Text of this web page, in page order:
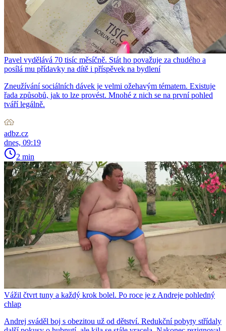
Pavel vydělává 70 tisíc měsíčně. Stát ho považuje za chudého a
posílá mu přídavky na dítě i příspěvek na bydlení
Zneužívání sociálních dávek je velmi ožehavým tématem. Existuje
řada způsobů, jak to lze provést. Mnohé z nich se na první pohled
tváří legálně.
adbz.cz
dnes, 09:19
2 min
Vážil čtvrt tuny a každý krok bolel. Po roce je z Andreje pohledný
chlap
Andrej sváděl boj s obezitou už od dětství. Redukční pobyty střídaly